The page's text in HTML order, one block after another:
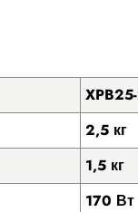
2,5 кг
1,5 кг
170 Вт